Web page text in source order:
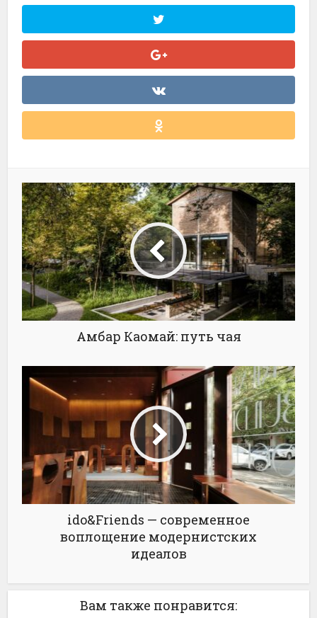
Амбар Каомай: путь чая
ido&Friends — современное
воплощение модернистских
идеалов
Вам также понравится: